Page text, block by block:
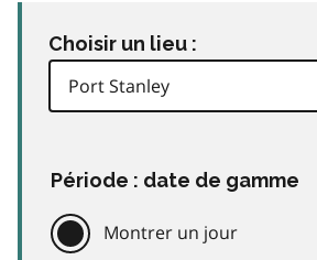
Choisir un lieu :
Période : date de gamme
Montrer un jour